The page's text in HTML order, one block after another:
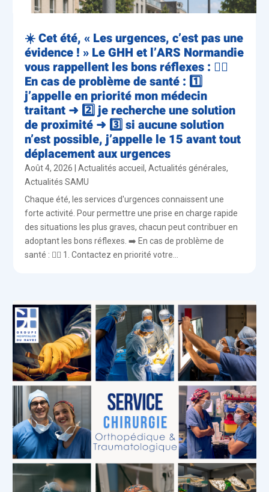
☀️ Cet été, « Les urgences, c’est pas une
évidence ! » Le GHH et l’ARS Normandie
vous rappellent les bons réflexes : 👨‍⚕️
En cas de problème de santé : 1️⃣
j’appelle en priorité mon médecin
traitant ➜ 2️⃣ je recherche une solution
de proximité ➜ 3️⃣ si aucune solution
n’est possible, j’appelle le 15 avant tout
déplacement aux urgences
Août 4, 2026 |Actualités accueil,Actualités générales,
Actualités SAMU
Chaque été, les services d'urgences connaissent une
forte activité. Pour permettre une prise en charge rapide
des situations les plus graves, chacun peut contribuer en
adoptant les bons réflexes. ➡️ En cas de problème de
santé : 👨‍⚕️ 1. Contactez en priorité votre...